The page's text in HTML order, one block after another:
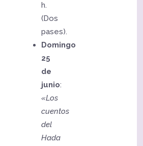
h.
(Dos
pases).
Domingo
25
de
junio:
«Los
cuentos
del
Hada